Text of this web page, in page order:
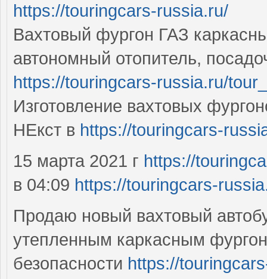
https://touringcars-russia.ru/
Вахтовый фургон ГАЗ
автономный отопитель,
https://touringcars-russia.ru/
Изготовление вахтовых
НЕкст в https://touringcars-
15 марта 2021 г https://
в 04:09 https://touringcars-
Продаю новый вахтовый
утепленным каркасным
безопасности https://